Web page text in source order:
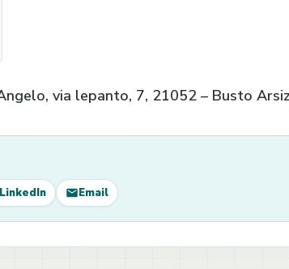
via lepanto, 7, 21052 – Busto
LinkedIn Email